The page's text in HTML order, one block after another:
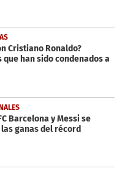
Cristiano Ronaldo?
que han sido condenados a
Barcelona y Messi se
ganas del récord